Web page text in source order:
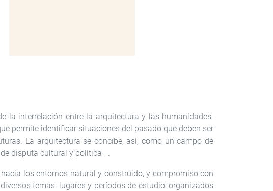
la interrelación entre la arquitectura y las humanidades.
permite identificar situaciones del pasado que deben ser
La arquitectura se concibe, así, como un campo de
disputa cultural y política—.
los entornos natural y construido, y compromiso con
temas, lugares y períodos de estudio, organizados